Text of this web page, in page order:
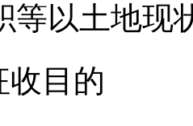
等以土地现
收目的